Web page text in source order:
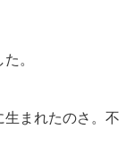
。
生まれたのさ。不